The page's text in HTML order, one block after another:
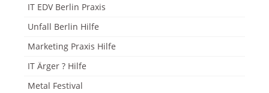
IT EDV Berlin Praxis
Unfall Berlin Hilfe
Marketing Praxis Hilfe
IT Ärger ? Hilfe
Metal Festival